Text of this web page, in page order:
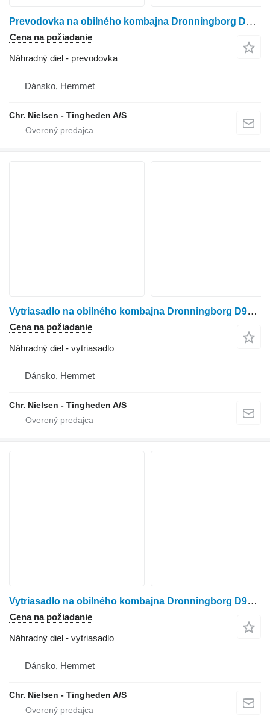
Prevodovka na obilného kombajna Dronningborg D4500
Cena na požiadanie
Náhradný diel - prevodovka
Dánsko, Hemmet
Chr. Nielsen - Tingheden A/S
Vytriasadlo na obilného kombajna Dronningborg D9000
Cena na požiadanie
Náhradný diel - vytriasadlo
Dánsko, Hemmet
Chr. Nielsen - Tingheden A/S
Vytriasadlo na obilného kombajna Dronningborg D9000
Cena na požiadanie
Náhradný diel - vytriasadlo
Dánsko, Hemmet
Chr. Nielsen - Tingheden A/S